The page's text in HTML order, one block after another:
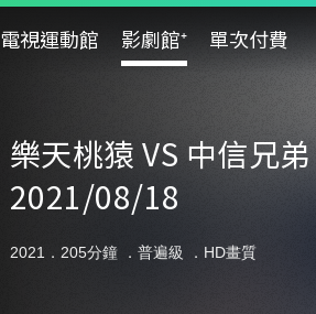
電視運動館 影劇館⁺ 單次付費
樂天桃猿 VS 中信兄弟
2021/08/18
2021．205分鐘 ． 普遍級 ．HD畫質